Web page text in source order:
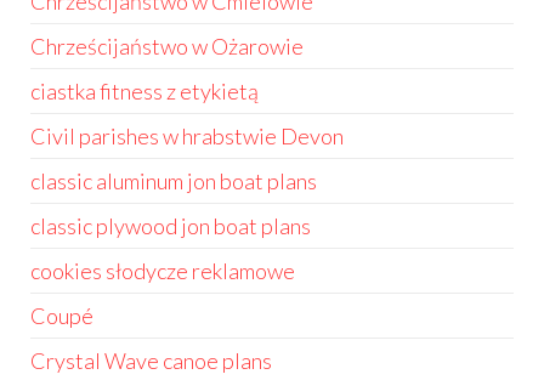
Chrześcijaństwo w Ożarowie
ciastka fitness z etykietą
Civil parishes w hrabstwie Devon
classic aluminum jon boat plans
classic plywood jon boat plans
cookies słodycze reklamowe
Coupé
Crystal Wave canoe plans